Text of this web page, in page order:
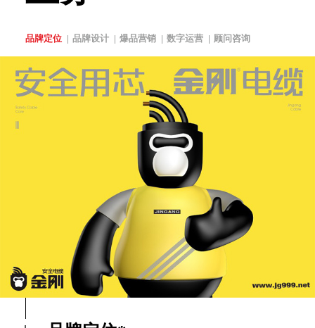
品牌定位 品牌设计 爆品营销 数字运营 顾问咨询